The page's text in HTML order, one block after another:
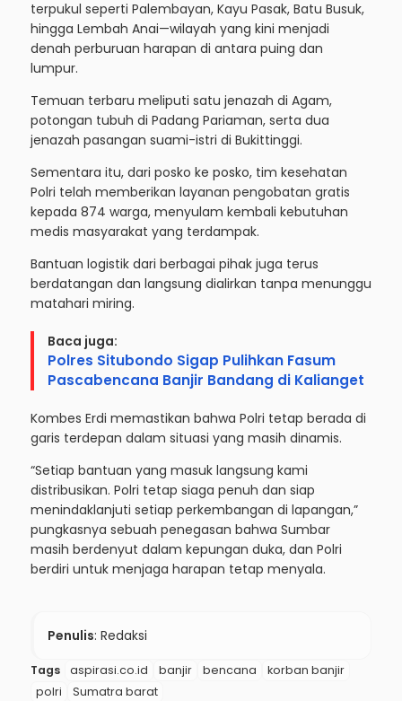
terpukul seperti Palembayan, Kayu Pasak, Batu Busuk,
hingga Lembah Anai—wilayah yang kini menjadi
denah perburuan harapan di antara puing dan
lumpur.
Temuan terbaru meliputi satu jenazah di Agam,
potongan tubuh di Padang Pariaman, serta dua
jenazah pasangan suami-istri di Bukittinggi.
Sementara itu, dari posko ke posko, tim kesehatan
Polri telah memberikan layanan pengobatan gratis
kepada 874 warga, menyulam kembali kebutuhan
medis masyarakat yang terdampak.
Bantuan logistik dari berbagai pihak juga terus
berdatangan dan langsung dialirkan tanpa menunggu
matahari miring.
Baca juga:
Polres Situbondo Sigap Pulihkan Fasum
Pascabencana Banjir Bandang di Kalianget
Kombes Erdi memastikan bahwa Polri tetap berada di
garis terdepan dalam situasi yang masih dinamis.
“Setiap bantuan yang masuk langsung kami
distribusikan. Polri tetap siaga penuh dan siap
menindaklanjuti setiap perkembangan di lapangan,”
pungkasnya sebuah penegasan bahwa Sumbar
masih berdenyut dalam kepungan duka, dan Polri
berdiri untuk menjaga harapan tetap menyala.
Penulis: Redaksi
Tags aspirasi.co.id banjir bencana
korban banjir
polri
Sumatra barat